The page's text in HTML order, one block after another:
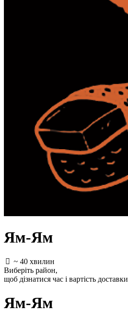
Ям-Ям
~ 40 хвилин
Виберіть район,
щоб дізнатися час і вартість доставки
Ям-Ям